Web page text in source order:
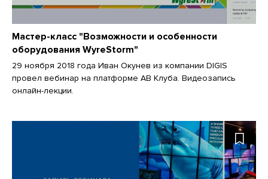
Мастер-класс "Возможности и особенности
оборудования WyreStorm"
29 ноября 2018 года Иван Окунев из компании DIGIS
провел вебинар на платформе АВ Клуба. Видеозапись
онлайн-лекции.